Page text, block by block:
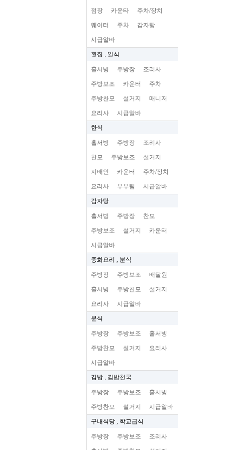
점장 카운타 주차/장치
웨이터 주차 감자탕
시급알바
횟집 , 일식
홀서빙 주방장 조리사
주방보조 카운터 주차
주방찬모 설거지 매니저
요리사 시급알바
한식
홀서빙 주방장 조리사
찬모 주방보조 설거지
지배인 카운터 주차/장치
요리사 부부팀 시급알바
감자탕
홀서빙 주방장 찬모
주방보조 설거지 카운터
시급알바
중화요리 , 분식
주방장 주방보조 배달원
홀서빙 주방찬모 설거지
요리사 시급알바
분식
주방장 주방보조 홀서빙
주방찬모 설거지 요리사
시급알바
김밥 , 김밥천국
주방장 주방보조 홀서빙
주방찬모 설거지 시급알바
구내식당 , 학교급식
주방장 주방보조 조리사